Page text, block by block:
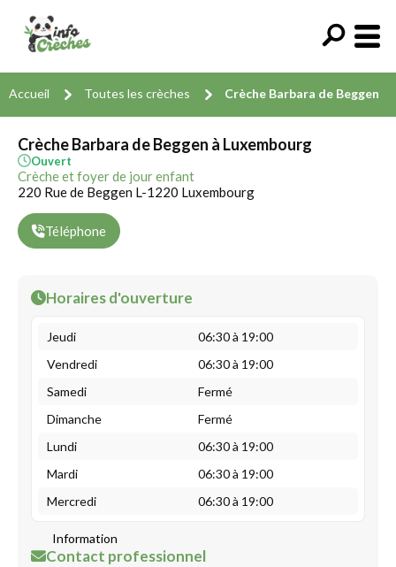
Accueil Toutes les crèches Crèche Barbara de Beggen
Crèche Barbara de Beggen à Luxembourg
Ouvert
Crèche et foyer de jour enfant
220 Rue de Beggen L-1220 Luxembourg
Téléphone
Horaires d'ouverture
Jeudi
06:30 à 19:00
Vendredi
06:30 à 19:00
Samedi
Fermé
Dimanche
Fermé
Lundi
06:30 à 19:00
Mardi
06:30 à 19:00
Mercredi
06:30 à 19:00
Information
Contact professionnel